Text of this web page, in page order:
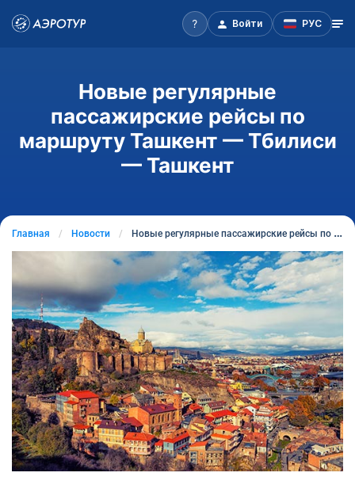
Войти РУС
Новые регулярные
пассажирские рейсы по
маршруту Ташкент — Тбилиси
— Ташкент
Главная Новости Новые регулярные пассажирские рейсы по маршруту Ташкент — Тбилиси — Ташкент